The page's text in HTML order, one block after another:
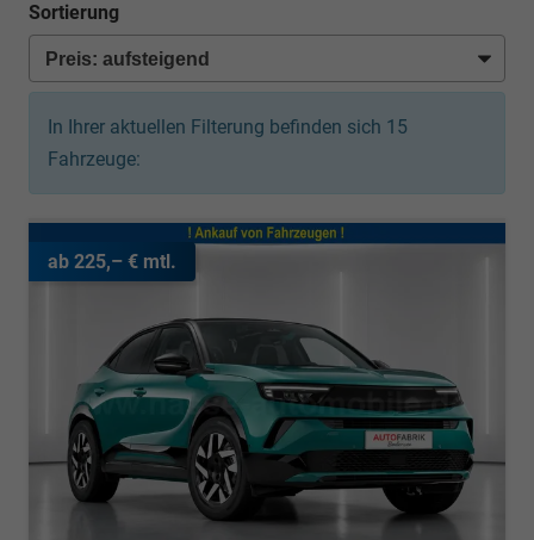
Sortierung
In Ihrer aktuellen Filterung befinden sich 15
Fahrzeuge:
ab 225,– € mtl.